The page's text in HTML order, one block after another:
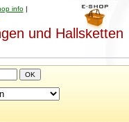
info|
und Hallsketten